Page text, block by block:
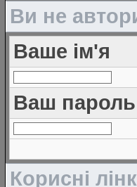
Ви не
Ваше ім'я
Ваш пароль
Корисні